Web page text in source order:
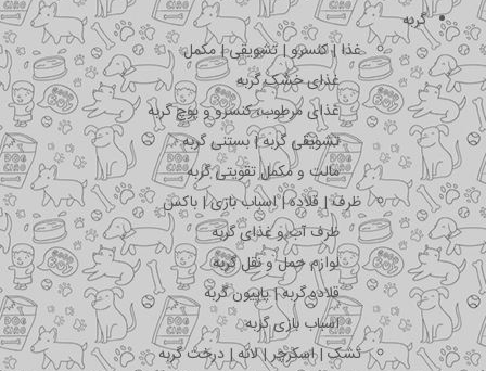
گربه
غذا | کنسرو | تشویقی | مکمل
غذای خشک گربه
غذای مرطوب، کنسرو و پوچ گربه
تشویقی گربه | بستنی گربه
مالت و مکمل تقویتی گربه
ظرف | قلاده | اسباب بازی | باکس
ظرف آب و غذای گربه
لوازم حمل و نقل گربه
قلاده گربه | پاپیون گربه
اسباب بازی گربه
تشک | اسکرچر | لانه | درخت گربه